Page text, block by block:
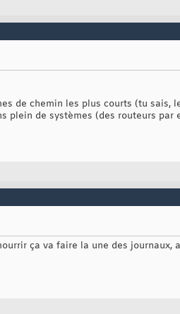
de chemin les plus courts (tu sais,
plein de systèmes (des routeurs par
ça va faire la une des journaux,